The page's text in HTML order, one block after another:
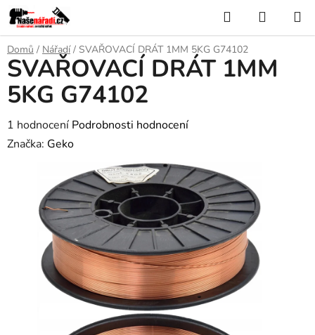
Přejít
na
obsah
Hledat
KOŠÍK
Domů / Nářadí / SVAŘOVACÍ DRÁT 1MM 5KG G74102
SVAŘOVACÍ DRÁT 1MM
5KG G74102
Průměrné
hodnocení
hvězdiček.
1 hodnocení Podrobnosti hodnocení
Značka: Geko